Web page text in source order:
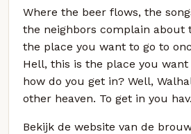
Where the beer flows, the
the neighbors complain about
the place you want to go to
Hell, this is the place you
how do you get in? Well,
other heaven. To get in you
Bekijk de website van de